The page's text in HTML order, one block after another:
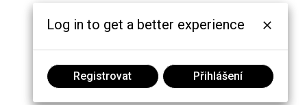
Log in to get a better experience
Registrovat Přihlášení